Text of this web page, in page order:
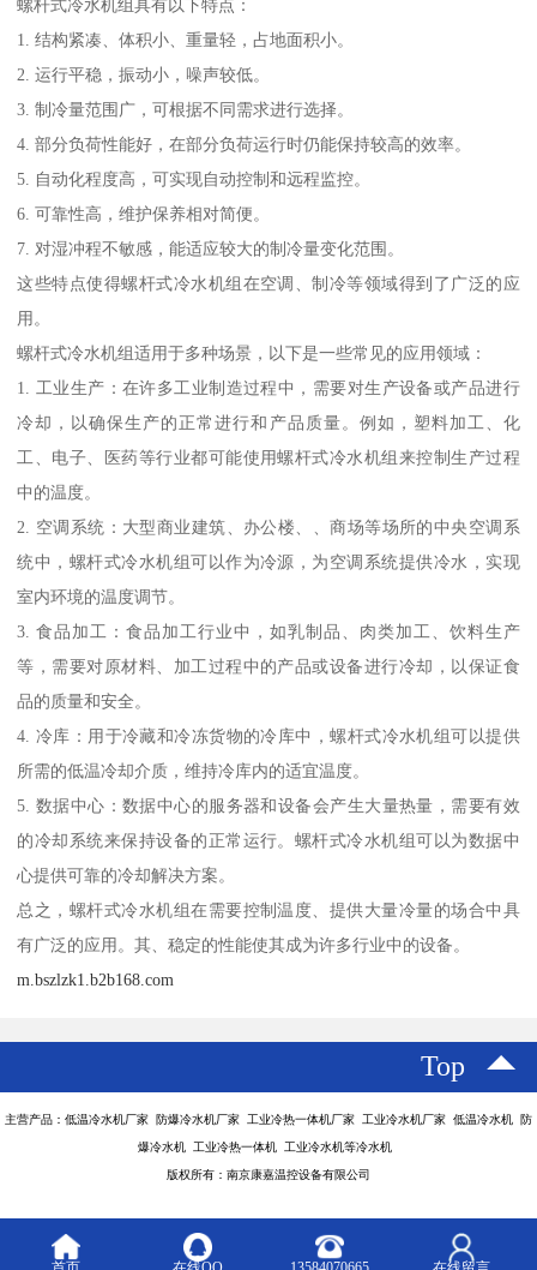
螺杆式冷水机组具有以下特点：
1. 结构紧凑、体积小、重量轻，占地面积小。
2. 运行平稳，振动小，噪声较低。
3. 制冷量范围广，可根据不同需求进行选择。
4. 部分负荷性能好，在部分负荷运行时仍能保持较高的效率。
5. 自动化程度高，可实现自动控制和远程监控。
6. 可靠性高，维护保养相对简便。
7. 对湿冲程不敏感，能适应较大的制冷量变化范围。
这些特点使得螺杆式冷水机组在空调、制冷等领域得到了广泛的应
用。
螺杆式冷水机组适用于多种场景，以下是一些常见的应用领域：
1. 工业生产：在许多工业制造过程中，需要对生产设备或产品进行
冷却，以确保生产的正常进行和产品质量。例如，塑料加工、化
工、电子、医药等行业都可能使用螺杆式冷水机组来控制生产过程
中的温度。
2. 空调系统：大型商业建筑、办公楼、、商场等场所的中央空调系
统中，螺杆式冷水机组可以作为冷源，为空调系统提供冷水，实现
室内环境的温度调节。
3. 食品加工：食品加工行业中，如乳制品、肉类加工、饮料生产
等，需要对原材料、加工过程中的产品或设备进行冷却，以保证食
品的质量和安全。
4. 冷库：用于冷藏和冷冻货物的冷库中，螺杆式冷水机组可以提供
所需的低温冷却介质，维持冷库内的适宜温度。
5. 数据中心：数据中心的服务器和设备会产生大量热量，需要有效
的冷却系统来保持设备的正常运行。螺杆式冷水机组可以为数据中
心提供可靠的冷却解决方案。
总之，螺杆式冷水机组在需要控制温度、提供大量冷量的场合中具
有广泛的应用。其、稳定的性能使其成为许多行业中的设备。
m.bszlzk1.b2b168.com
Top
主营产品：低温冷水机厂家 防爆冷水机厂家 工业冷热一体机厂家 工业冷水机厂家 低温冷水机 防
爆冷水机 工业冷热一体机 工业冷水机等冷水机
版权所有：南京康嘉温控设备有限公司